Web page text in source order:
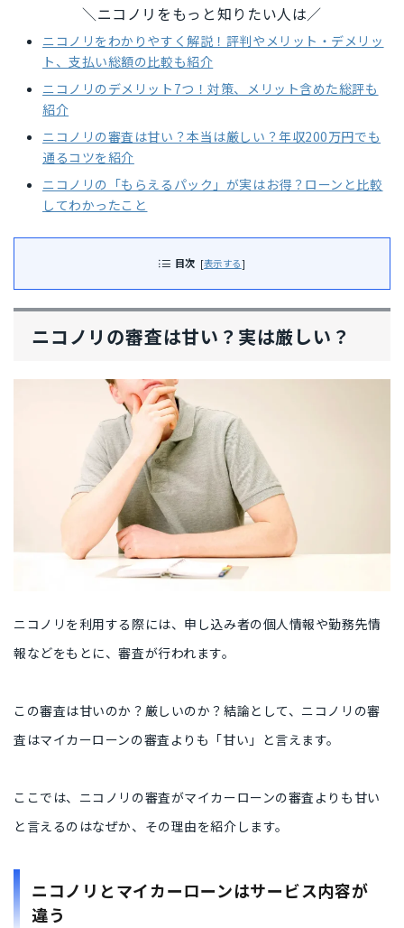
＼ニコノリをもっと知りたい人は／
ニコノリをわかりやすく解説！評判やメリット・デメリッ
ト、支払い総額の比較も紹介
ニコノリのデメリット7つ！対策、メリット含めた総評も
紹介
ニコノリの審査は甘い？本当は厳しい？年収200万円でも
通るコツを紹介
ニコノリの「もらえるパック」が実はお得？ローンと比較
してわかったこと
目次 [表示する]
ニコノリの審査は甘い？実は厳しい？
ニコノリを利用する際には、申し込み者の個人情報や勤務先情
報などをもとに、審査が行われます。
この審査は甘いのか？厳しいのか？結論として、ニコノリの審
査はマイカーローンの審査よりも「甘い」と言えます。
ここでは、ニコノリの審査がマイカーローンの審査よりも甘い
と言えるのはなぜか、その理由を紹介します。
ニコノリとマイカーローンはサービス内容が
違う